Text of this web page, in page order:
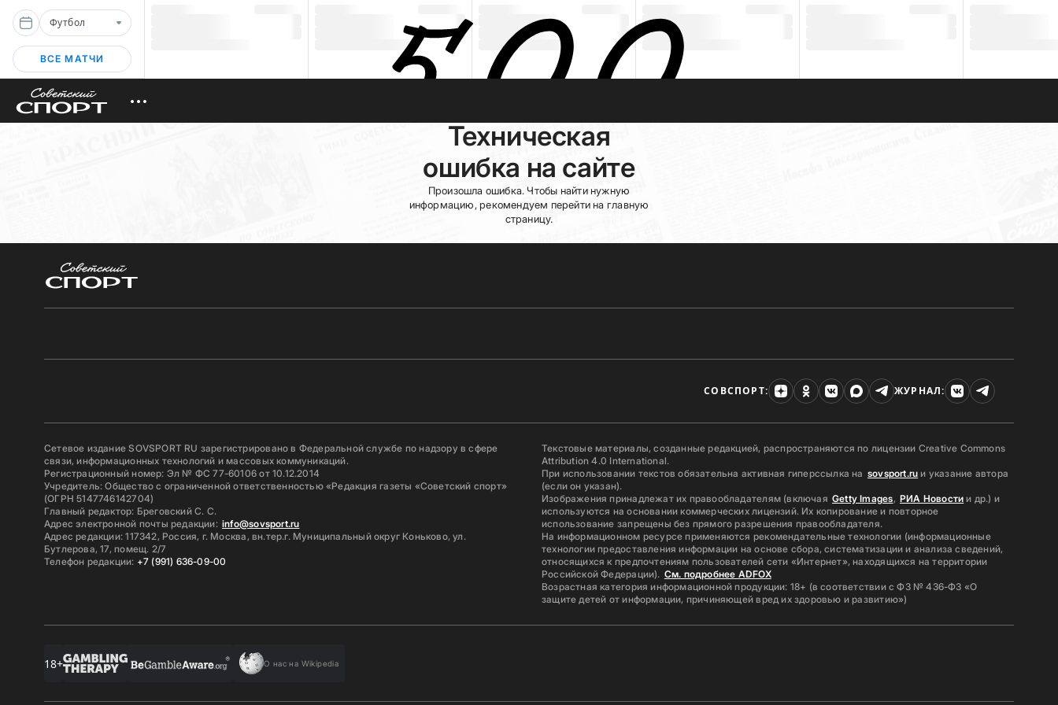
Футбол
ВСЕ МАТЧИ
Техническая
ошибка на сайте
Произошла ошибка. Чтобы найти нужную
информацию, рекомендуем перейти на главную
страницу.
СОВСПОРТ: ЖУРНАЛ:
Сетевое издание SOVSPORT RU зарегистрировано в Федеральной службе по надзору в сфере
связи, информационных технологий и массовых коммуникаций.
Регистрационный номер: Эл № ФС 77-60106 от 10.12.2014
Учредитель: Общество с ограниченной ответственностью «Редакция газеты «Советский спорт»
(ОГРН 5147746142704)
Главный редактор: Бреговский С. С.
Адрес электронной почты редакции: info@sovsport.ru
Адрес редакции: 117342, Россия, г. Москва, вн.тер.г. Муниципальный округ Коньково, ул.
Бутлерова, 17, помещ. 2/7
Телефон редакции: +7 (991) 636-09-00
Текстовые материалы, созданные редакцией, распространяются по лицензии Creative Commons
Attribution 4.0 International.
При использовании текстов обязательна активная гиперссылка на sovsport.ru и указание автора
(если он указан).
Изображения принадлежат их правообладателям (включая Getty Images, РИА Новости и др.) и
используются на основании коммерческих лицензий. Их копирование и повторное
использование запрещены без прямого разрешения правообладателя.
На информационном ресурсе применяются рекомендательные технологии (информационные
технологии предоставления информации на основе сбора, систематизации и анализа сведений,
относящихся к предпочтениям пользователей сети «Интернет», находящихся на территории
Российской Федерации). См. подробнее ADFOX
Возрастная категория информационной продукции: 18+ (в соответствии с ФЗ № 436-ФЗ «О
защите детей от информации, причиняющей вред их здоровью и развитию»)
18+ О нас на Wikipedia